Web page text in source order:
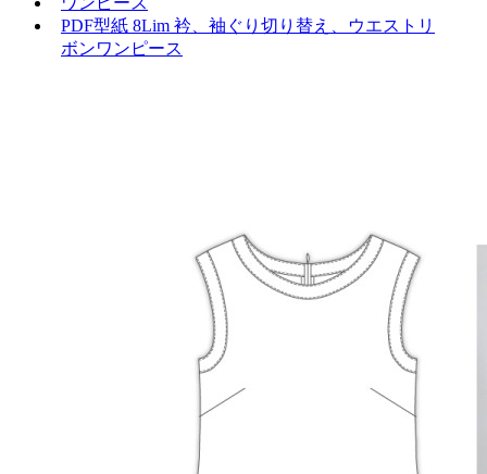
PDF型紙 8Lim 衿、袖ぐり切り替え、ウエストリ
ボンワンピース